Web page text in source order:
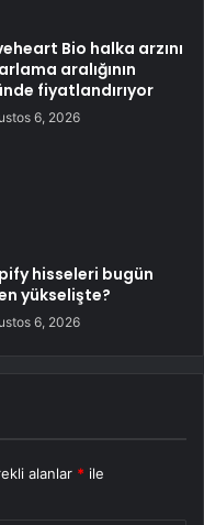
Bio halka arzını
aralığının
fiyatlandırıyor
6, 2026
hisseleri bugün
yükselişte?
6, 2026
alanlar * ile